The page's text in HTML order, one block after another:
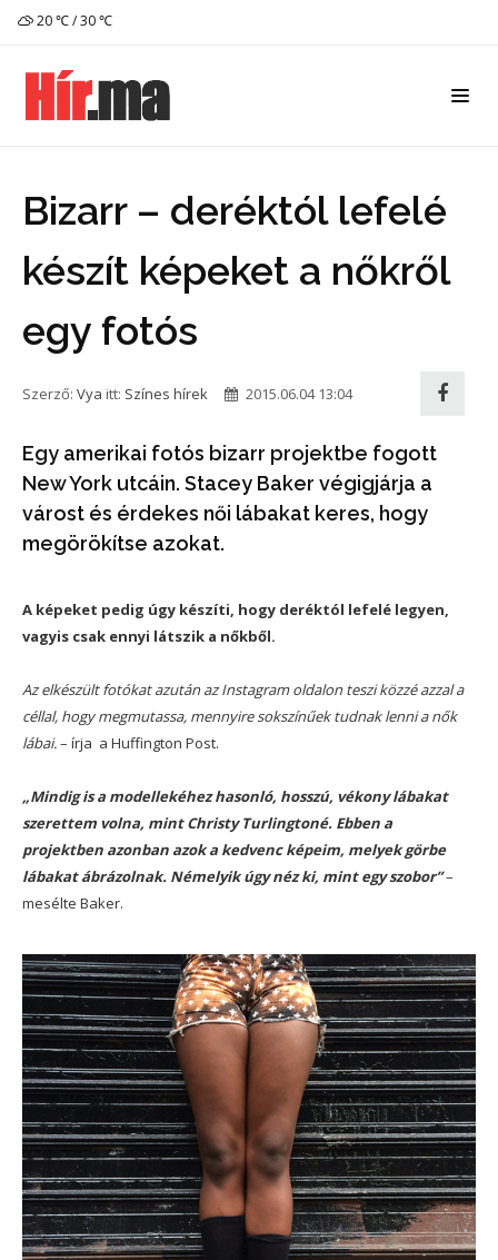
20 ℃ / 30 ℃
Bizarr – deréktól lefelé
készít képeket a nőkről
egy fotós
Szerző: Vya itt: Színes hírek 2015.06.04 13:04
Egy amerikai fotós bizarr projektbe fogott
New York utcáin. Stacey Baker végigjárja a
várost és érdekes női lábakat keres, hogy
megörökítse azokat.
A képeket pedig úgy készíti, hogy deréktól lefelé legyen,
vagyis csak ennyi látszik a nőkből.
Az elkészült fotókat azután az Instagram oldalon teszi közzé azzal a
céllal, hogy megmutassa, mennyire sokszínűek tudnak lenni a nők
lábai.– írja a Huffington Post.
„Mindig is a modellekéhez hasonló, hosszú, vékony lábakat
szerettem volna, mint Christy Turlingtoné. Ebben a
projektben azonban azok a kedvenc képeim, melyek görbe
lábakat ábrázolnak. Némelyik úgy néz ki, mint egy szobor”–
mesélte Baker.